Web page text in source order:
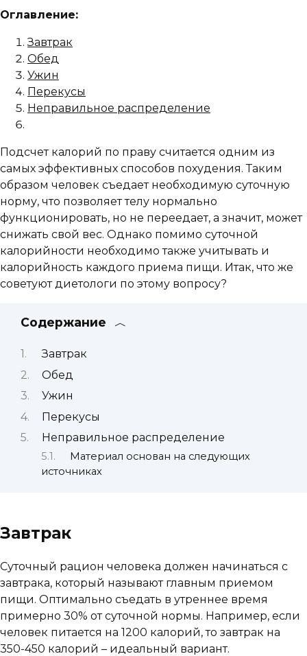
Оглавление:
Завтрак
Обед
Ужин
Перекусы
Неправильное распределение
Подсчет калорий по праву считается одним из
самых эффективных способов похудения. Таким
образом человек съедает необходимую суточную
норму, что позволяет телу нормально
функционировать, но не переедает, а значит, может
снижать свой вес. Однако помимо суточной
калорийности необходимо также учитывать и
калорийность каждого приема пищи. Итак, что же
советуют диетологи по этому вопросу?
Содержание
Завтрак
Обед
Ужин
Перекусы
Неправильное распределение
Материал основан на следующих
источниках
Завтрак
Суточный рацион человека должен начинаться с
завтрака, который называют главным приемом
пищи. Оптимально съедать в утреннее время
примерно 30% от суточной нормы. Например, если
человек питается на 1200 калорий, то завтрак на
350-450 калорий – идеальный вариант.